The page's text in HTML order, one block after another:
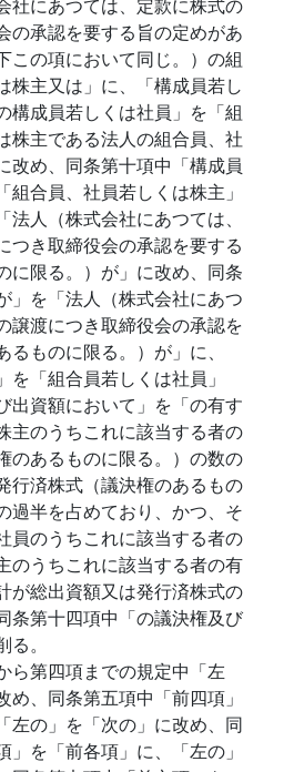
の承認を要する旨の定めがあ
この項において同じ。）の組
株主又は」に、「構成員若し
構成員若しくは社員」を「組
株主である法人の組合員、社
改め、同条第十項中「構成員
組合員、社員若しくは株主」
人（株式会社にあつては、
つき取締役会の承認を要する
に限る。）が」に改め、同条
」を「法人（株式会社にあつ
譲渡につき取締役会の承認を
ものに限る。）が」に、
を「組合員若しくは社員」
出資額において」を「の有す
主のうちこれに該当する者の
のあるものに限る。）の数の
行済株式（議決権のあるもの
過半を占めており、かつ、そ
員のうちこれに該当する者の
のうちこれに該当する者の有
が総出資額又は発行済株式の
条第十四項中「の議決権及び
。
ら第四項までの規定中「左
め、同条第五項中「前四項」
左の」を「次の」に改め、同
」を「前各項」に、「左の」